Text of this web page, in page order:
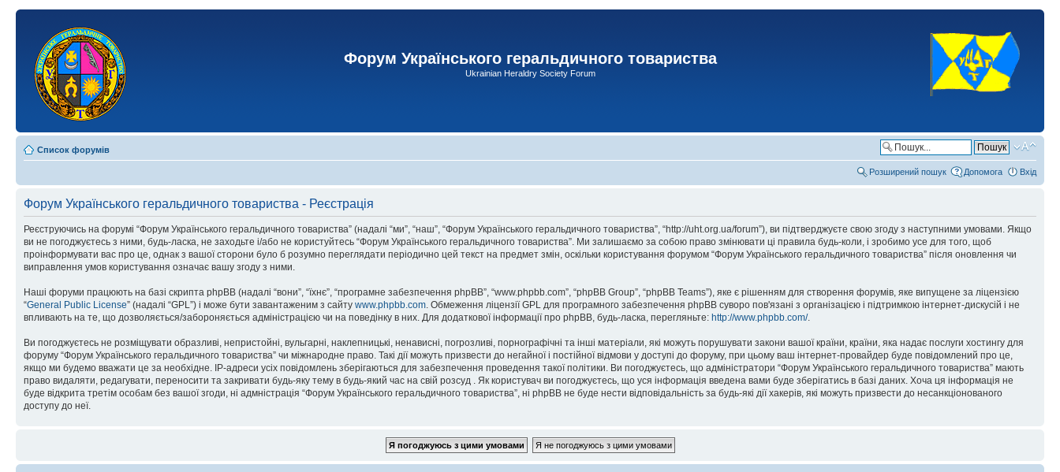
Форум Українського геральдичного товариства
Ukrainian Heraldry Society Forum
Список форумів
Розширений пошук Допомога Вхід
Форум Українського геральдичного товариства - Реєстрація
Реєструючись на форумі “Форум Українського геральдичного товариства” (надалі “ми”, “наш”, “Форум Українського геральдичного товариства”, “http://uht.org.ua/forum”), ви підтверджуєте свою згоду з наступними умовами. Якщо
ви не погоджуєтесь з ними, будь-ласка, не заходьте і/або не користуйтесь “Форум Українського геральдичного товариства”. Ми залишаємо за собою право змінювати ці правила будь-коли, і зробимо усе для того, щоб
проінформувати вас про це, однак з вашої сторони було б розумно переглядати періодично цей текст на предмет змін, оскільки користування форумом “Форум Українського геральдичного товариства” після оновлення чи
виправлення умов користування означає вашу згоду з ними.
Наші форуми працюють на базі скрипта phpBB (надалі “вони”, “їхнє”, “програмне забезпечення phpBB”, “www.phpbb.com”, “phpBB Group”, “phpBB Teams”), яке є рішенням для створення форумів, яке випущене за ліцензією
“General Public License” (надалі “GPL”) і може бути завантаженим з сайту www.phpbb.com. Обмеження ліцензії GPL для програмного забезпечення phpBB суворо пов'язані з організацією і підтримкою інтернет-дискусій і не
впливають на те, що дозволяється/забороняється адміністрацією чи на поведінку в них. Для додаткової інформації про phpBB, будь-ласка, перегляньте: http://www.phpbb.com/.
Ви погоджуєтесь не розміщувати образливі, непристойні, вульгарні, наклепницькі, ненависні, погрозливі, порнографічні та інші матеріали, які можуть порушувати закони вашої країни, країни, яка надає послуги хостингу для
форуму “Форум Українського геральдичного товариства” чи міжнародне право. Такі дії можуть призвести до негайної і постійної відмови у доступі до форуму, при цьому ваш інтернет-провайдер буде повідомлений про це,
якщо ми будемо вважати це за необхідне. IP-адреси усіх повідомлень зберігаються для забезпечення проведення такої політики. Ви погоджуєтесь, що адміністратори “Форум Українського геральдичного товариства” мають
право видаляти, редагувати, переносити та закривати будь-яку тему в будь-який час на свій розсуд . Як користувач ви погоджуєтесь, що уся інформація введена вами буде зберігатись в базі даних. Хоча ця інформація не
буде відкрита третім особам без вашої згоди, ні адмністрація “Форум Українського геральдичного товариства”, ні phpBB не буде нести відповідальність за будь-які дії хакерів, які можуть призвести до несанкціонованого
доступу до неї.